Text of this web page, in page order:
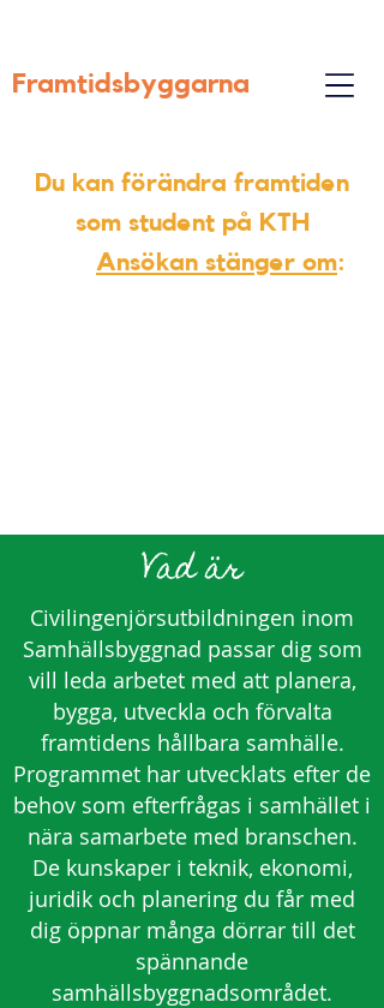
Framtidsbyggarna
Du kan förändra framtiden
som student på KTH
Ansökan stänger om:
Vad är
Civilingenjörsutbildningen inom
Samhällsbyggnad passar dig som
vill leda arbetet med att planera,
bygga, utveckla och förvalta
framtidens hållbara samhälle.
Programmet har utvecklats efter de
behov som efterfrågas i samhället i
nära samarbete med branschen.
De kunskaper i teknik, ekonomi,
juridik och planering du får med
dig öppnar många dörrar till det
spännande
samhällsbyggnadsområdet.